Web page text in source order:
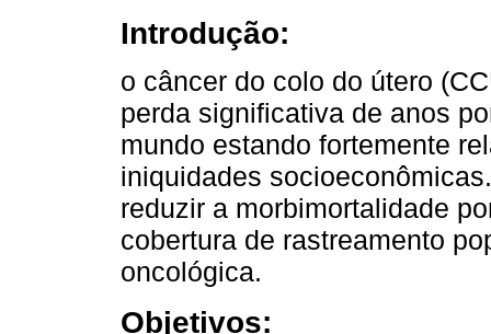
Introdução:
o câncer do colo do útero
perda significativa de anos
mundo estando fortemente
iniquidades
reduzir a morbimortalidade
cobertura de rastreamento
oncológica.
Objetivos: